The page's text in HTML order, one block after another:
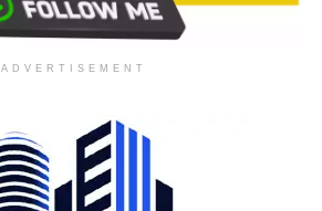
ADVERTISEMENT